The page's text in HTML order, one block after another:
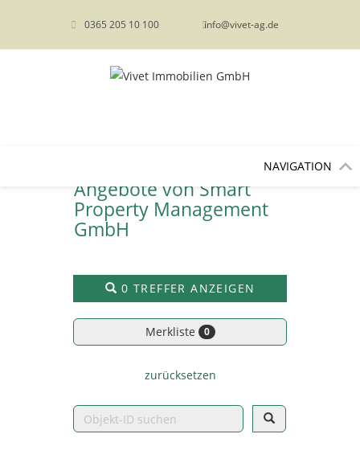
0365 205 10 100 info@vivet-ag.de
NAVIGATION
Angebote von Smart
Property Management
GmbH
0 TREFFER ANZEIGEN
Merkliste 0
zurücksetzen